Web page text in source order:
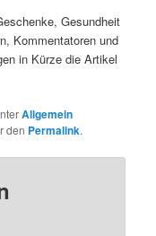
Gesundheit
Kommentatoren und
in Kürze die Artikel
Allgemein
den Permalink.